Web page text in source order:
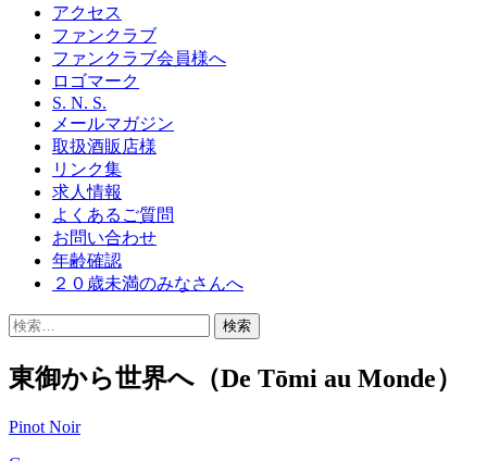
アクセス
ファンクラブ
ファンクラブ会員様へ
ロゴマーク
S. N. S.
メールマガジン
取扱酒販店様
リンク集
求人情報
よくあるご質問
お問い合わせ
年齢確認
２０歳未満のみなさんへ
検
東御から世界へ（De Tōmi au Monde）
Pinot Noir